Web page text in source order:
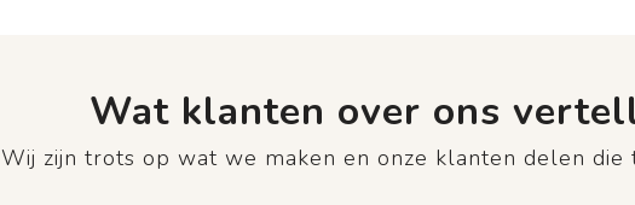
Wat klanten over ons
Wij zijn trots op wat we maken en onze klanten delen die